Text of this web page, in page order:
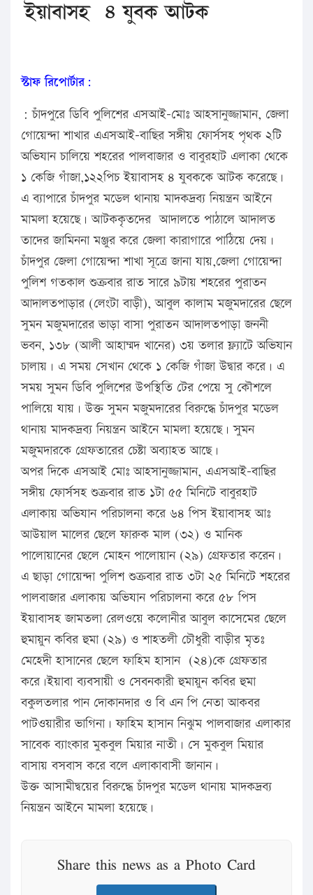
ইয়াবাসহ ৪ যুবক আটক
স্টাফ রিপোর্টার:
: চাঁদপুরে ডিবি পুলিশের এসআই-মোঃ আহসানুজ্জামান, জেলা
গোয়েন্দা শাখার এএসআই-বাছির সঙ্গীয় ফোর্সসহ পৃথক ২টি
অভিযান চালিয়ে শহরের পালবাজার ও বাবুরহাট এলাকা থেকে
১ কেজি গাঁজা,১২২পিচ ইয়াবাসহ ৪ যুবককে আটক করেছে।
এ ব্যাপারে চাঁদপুর মডেল থানায় মাদকদ্রব্য নিয়ন্ত্রন আইনে
মামলা হয়েছে। আটককৃতদের আদালতে পাঠালে আদালত
তাদের জামিননা মঞ্জুর করে জেলা কারাগারে পাঠিয়ে দেয়।
চাঁদপুর জেলা গোয়েন্দা শাখা সূত্রে জানা যায়,জেলা গোয়েন্দা
পুলিশ গতকাল শুক্রবার রাত সারে ৯টায় শহরের পুরাতন
আদালতপাড়ার (লেংটা বাড়ী), আবুল কালাম মজুমদারের ছেলে
সুমন মজুমদারের ভাড়া বাসা পুরাতন আদালতপাড়া জননী
ভবন, ১৩৮ (আলী আহাম্মদ খানের) ৩য় তলার ফ্ল্যাটে অভিযান
চালায়। এ সময় সেখান থেকে ১ কেজি গাঁজা উদ্বার করে। এ
সময় সুমন ডিবি পুলিশের উপস্থিতি টের পেয়ে সু কৌশলে
পালিয়ে যায়। উক্ত সুমন মজুমদারের বিরুদ্ধে চাঁদপুর মডেল
থানায় মাদকদ্রব্য নিয়ন্ত্রন আইনে মামলা হয়েছে। সুমন
মজুমদারকে গ্রেফতারের চেষ্টা অব্যাহত আছে।
অপর দিকে এসআই মোঃ আহসানুজ্জামান, এএসআই-বাছির
সঙ্গীয় ফোর্সসহ শুক্রবার রাত ১টা ৫৫ মিনিটে বাবুরহাট
এলাকায় অভিযান পরিচালনা করে ৬৪ পিস ইয়াবাসহ আঃ
আউয়াল মালের ছেলে ফারুক মাল (৩২) ও মানিক
পালোয়ানের ছেলে মোহন পালোয়ান (২৯) গ্রেফতার করেন।
এ ছাড়া গোয়েন্দা পুলিশ শুক্রবার রাত ৩টা ২৫ মিনিটে শহরের
পালবাজার এলাকায় অভিযান পরিচালনা করে ৫৮ পিস
ইয়াবাসহ জামতলা রেলওয়ে কলোনীর আবুল কাসেমের ছেলে
হুমায়ুন কবির হুমা (২৯) ও শাহতলী চৌধুরী বাড়ীর মৃতঃ
মেহেদী হাসানের ছেলে ফাহিম হাসান (২৪)কে গ্রেফতার
করে।ইয়াবা ব্যবসায়ী ও সেবনকারী হুমায়ুন কবির হুমা
বকুলতলার পান দোকানদার ও বি এন পি নেতা আকবর
পাটওয়ারীর ভাগিনা। ফাহিম হাসান নিঝুম পালবাজার এলাকার
সাবেক ব্যাংকার মুকবুল মিয়ার নাতী। সে মুকবুল মিয়ার
বাসায় বসবাস করে বলে এলাকাবাসী জানান।
উক্ত আসামীদ্বয়ের বিরুদ্ধে চাঁদপুর মডেল থানায় মাদকদ্রব্য
নিয়ন্ত্রন আইনে মামলা হয়েছে।
Share this news as a Photo Card